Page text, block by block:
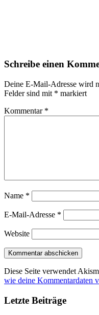
Schreibe einen
Deine E-Mail-Adresse wird
Felder sind mit * markiert
Kommentar *
Name *
E-Mail-Adresse *
Website
Diese Seite verwendet
wie deine Kommentardaten
Letzte Beiträge